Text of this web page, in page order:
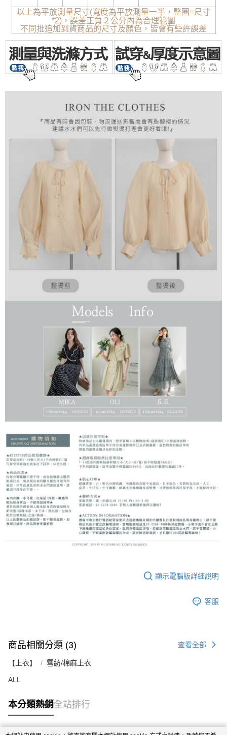
以上為平放測量尺寸(寬度為平放測量一半，整圈=尺寸
*2)，誤差正負２公分內為合理範圍
不同批追加到貨商品的尺寸及顏色，皆會有些許誤差
顯示電腦版詳細說明
客服
商品相關分類 (3) 查看全部
【上衣】 雪紡/棉麻上衣
ALL
本分類熱銷全站排行